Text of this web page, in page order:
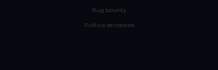
Bug bounty
Política de cookies